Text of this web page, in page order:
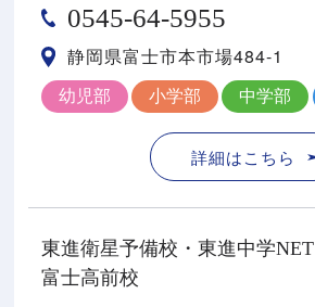
0545-64-5955
静岡県富士市本市場484-1
幼児部 小学部 中学部
詳細はこちら
東進衛星予備校・東進中学NET
富士高前校